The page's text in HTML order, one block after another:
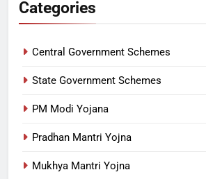
Categories
Central Government Schemes
State Government Schemes
PM Modi Yojana
Pradhan Mantri Yojna
Mukhya Mantri Yojna